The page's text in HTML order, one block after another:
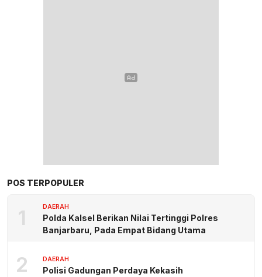
POS TERPOPULER
1 DAERAH
Polda Kalsel Berikan Nilai Tertinggi Polres
Banjarbaru, Pada Empat Bidang Utama
2 DAERAH
Polisi Gadungan Perdaya Kekasih